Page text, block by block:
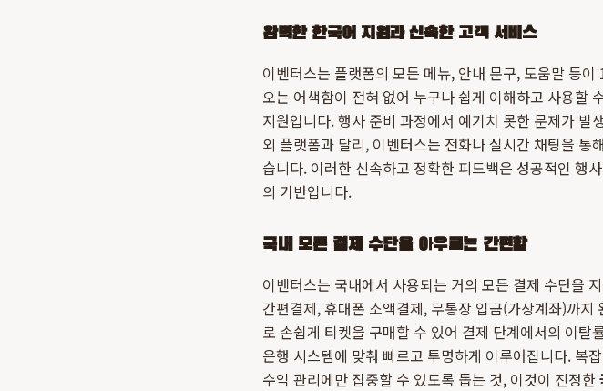
완벽한 한국어 지원과 신속한 고객 서비스
이벤터스는 플랫폼의 모든 메뉴, 안내 문구, 도움말 등
오는 어색함이 전혀 없어 누구나 쉽게 이해하고 사용할
지원입니다. 행사 준비 과정에서 예기치 못한 문제가
외 플랫폼과 달리, 이벤터스는 전화나 실시간 채팅을
습니다. 이러한 신속하고 정확한 피드백은 성공적인 행
의 기반입니다.
국내 모든 결제 수단을 아우르는 간편함
이벤터스는 국내에서 사용되는 거의 모든 결제 수단을
간편결제, 휴대폰 소액결제, 무통장 입금(가상계좌)까
로 손쉽게 티켓을 구매할 수 있어 결제 단계에서의 이
은행 시스템에 맞춰 빠르고 투명하게 이루어집니다. 복
수익 관리에만 집중할 수 있도록 돕는 것, 이것이 진정한